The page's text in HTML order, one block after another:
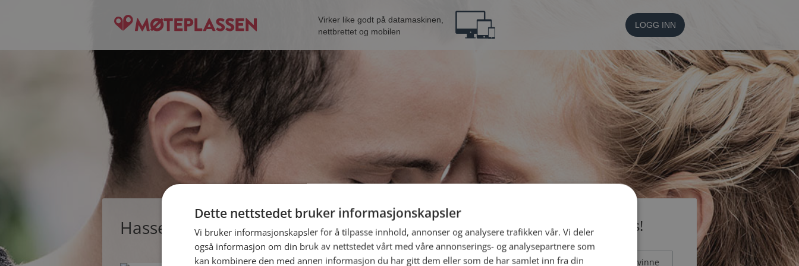
Virker like godt på datamaskinen,
nettbrettet og mobilen
LOGG INN
Hasse, single mann fra Nannestad Bli medlem gratis!
Jeg er en: Mann Kvinne
Dette nettstedet bruker informasjonskapsler
Vi bruker informasjonskapsler for å tilpasse innhold, annonser og analysere trafikken vår. Vi deler
også informasjon om din bruk av nettstedet vårt med våre annonserings- og analysepartnere som
kan kombinere den med annen informasjon du har gitt dem eller som de har samlet inn fra din